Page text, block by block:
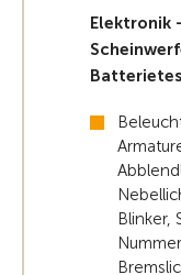
Elektronik
Blinker,